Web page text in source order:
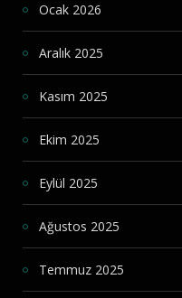
Ocak 2026
Aralık 2025
Kasım 2025
Ekim 2025
Eylül 2025
Ağustos 2025
Temmuz 2025